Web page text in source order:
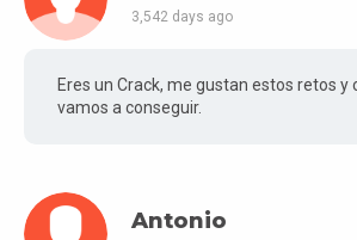
3,542 days ago
Eres un Crack, me gustan estos retos y
vamos a conseguir.
Antonio